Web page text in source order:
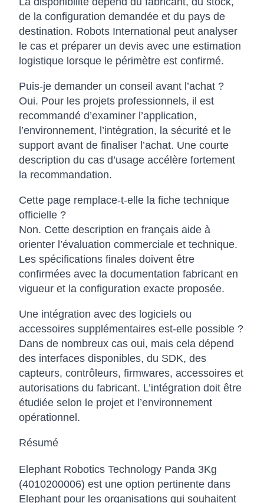
de la configuration demandée et du pays de
destination. Robots International peut analyser
le cas et préparer un devis avec une estimation
logistique lorsque le périmètre est confirmé.
Puis-je demander un conseil avant l’achat ?
Oui. Pour les projets professionnels, il est
recommandé d’examiner l’application,
l’environnement, l’intégration, la sécurité et le
support avant de finaliser l’achat. Une courte
description du cas d’usage accélère fortement
la recommandation.
Cette page remplace-t-elle la fiche technique
officielle ?
Non. Cette description en français aide à
orienter l’évaluation commerciale et technique.
Les spécifications finales doivent être
confirmées avec la documentation fabricant en
vigueur et la configuration exacte proposée.
Une intégration avec des logiciels ou
accessoires supplémentaires est-elle possible ?
Dans de nombreux cas oui, mais cela dépend
des interfaces disponibles, du SDK, des
capteurs, contrôleurs, firmwares, accessoires et
autorisations du fabricant. L’intégration doit être
étudiée selon le projet et l’environnement
opérationnel.
Résumé
Elephant Robotics Technology Panda 3Kg
(4010200006) est une option pertinente dans
Elephant pour les organisations qui souhaitent